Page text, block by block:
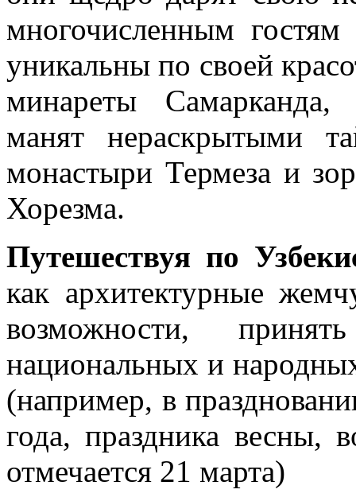
многочисленным
уникальны по своей
минареты
манят нераскрытыми
монастыри Термеза и
Хорезма.
Путешествуя по
как архитектурные
возможности,
национальных и
(например, в
года, праздника весны,
отмечается 21 марта)